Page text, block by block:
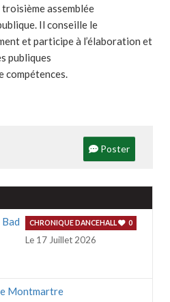
troisième assemblée
Il conseille le
et participe à l’élaboration et
publiques
compétences.
Poster
CHRONIQUE DANCEHALL 0
Le 17 Juillet 2026